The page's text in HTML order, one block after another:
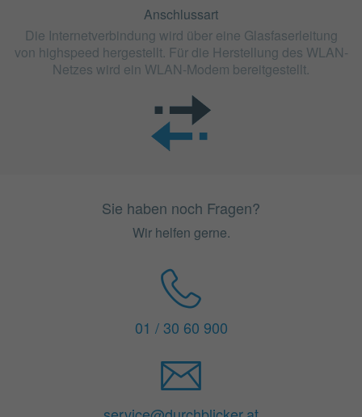
Anschlussart
Die Internetverbindung wird über eine Glasfaserleitung
von highspeed hergestellt. Für die Herstellung des WLAN-
Netzes wird ein WLAN-Modem bereitgestellt.
Sie haben noch Fragen?
Wir helfen gerne.
01 / 30 60 900